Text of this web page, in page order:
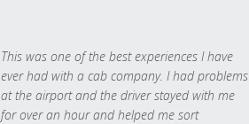
This was one of the best experiences I have
ever had with a cab company. I had problems
at the airport and the driver stayed with me
for over an hour and helped me sort